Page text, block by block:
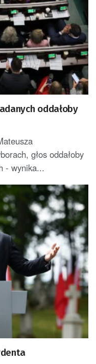
oddałoby
głos oddałoby
- wynika...